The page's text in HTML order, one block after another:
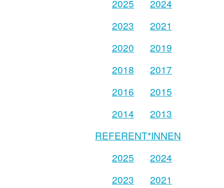
2025
2024
2023
2021
2020
2019
2018
2017
2016
2015
2014
2013
REFERENT*INNEN
2025
2024
2023
2021